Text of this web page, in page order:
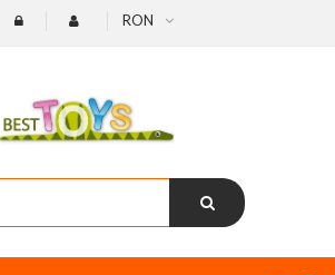
RON